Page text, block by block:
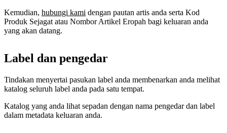
Kemudian, hubungi kami dengan pautan artis anda serta Kod
Produk Sejagat atau Nombor Artikel Eropah bagi keluaran anda
yang akan datang.
Label dan pengedar
Tindakan menyertai pasukan label anda membenarkan anda melihat
katalog seluruh label anda pada satu tempat.
Katalog yang anda lihat sepadan dengan nama pengedar dan label
dalam metadata keluaran anda.